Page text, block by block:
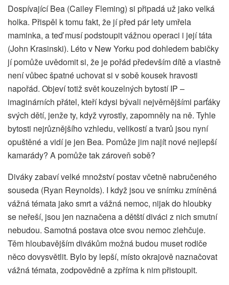
Dospívající Bea (Cailey Fleming) si připadá už jako velká
holka. Přispěl k tomu fakt, že jí před pár lety umřela
maminka, a teď musí podstoupit vážnou operaci i její táta
(John Krasinski). Léto v New Yorku pod dohledem babičky
jí pomůže uvědomit si, že je pořád především dítě a vlastně
není vůbec špatné uchovat si v sobě kousek hravosti
napořád. Objeví totiž svět kouzelných bytostí IP –
imaginárních přátel, kteří kdysi bývali nejvěrnějšími parťáky
svých dětí, jenže ty, když vyrostly, zapomněly na ně. Tyhle
bytosti nejrůznějšího vzhledu, velikostí a tvarů jsou nyní
opuštěné a vidí je jen Bea. Pomůže jim najít nové nejlepší
kamarády? A pomůže tak zároveň sobě?
Diváky zabaví velké množství postav včetně nabručeného
souseda (Ryan Reynolds). I když jsou ve snímku zmíněná
vážná témata jako smrt a vážná nemoc, nijak do hloubky
se neřeší, jsou jen naznačena a dětští diváci z nich smutní
nebudou. Samotná postava otce svou nemoc zlehčuje.
Těm hloubavějším divákům možná budou muset rodiče
něco dovysvětlit. Bylo by lepší, místo okrajově naznačovat
vážná témata, zodpovědně a zpříma k nim přistoupit.